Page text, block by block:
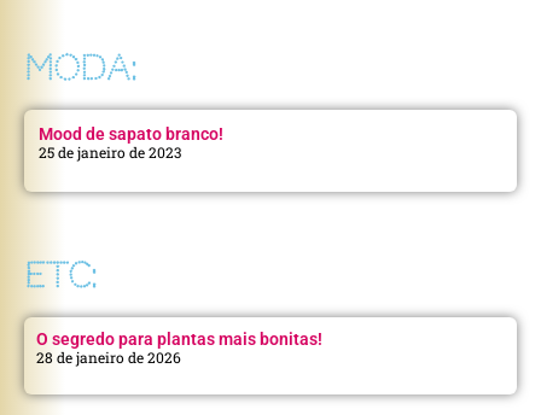
MODA:
Mood de sapato branco!
25 de janeiro de 2023
ETC:
O segredo para plantas mais bonitas!
28 de janeiro de 2026